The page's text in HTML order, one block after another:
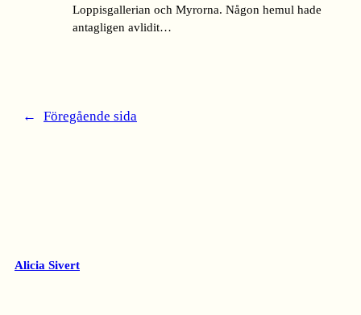
Loppisgallerian och Myrorna. Någon hemul hade
antagligen avlidit…
← Föregående sida
Alicia Sivert